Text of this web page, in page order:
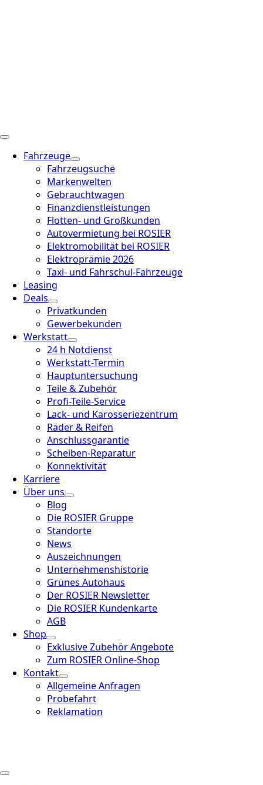
Fahrzeuge
Fahrzeugsuche
Markenwelten
Gebrauchtwagen
Finanzdienstleistungen
Flotten- und Großkunden
Autovermietung bei ROSIER
Elektromobilität bei ROSIER
Elektroprämie 2026
Taxi- und Fahrschul-Fahrzeuge
Leasing
Deals
Privatkunden
Gewerbekunden
Werkstatt
24 h Notdienst
Werkstatt-Termin
Hauptuntersuchung
Teile & Zubehör
Profi-Teile-Service
Lack- und Karosseriezentrum
Räder & Reifen
Anschlussgarantie
Scheiben-Reparatur
Konnektivität
Karriere
Über uns
Blog
Die ROSIER Gruppe
Standorte
News
Auszeichnungen
Unternehmenshistorie
Grünes Autohaus
Der ROSIER Newsletter
Die ROSIER Kundenkarte
AGB
Shop
Exklusive Zubehör Angebote
Zum ROSIER Online-Shop
Kontakt
Allgemeine Anfragen
Probefahrt
Reklamation